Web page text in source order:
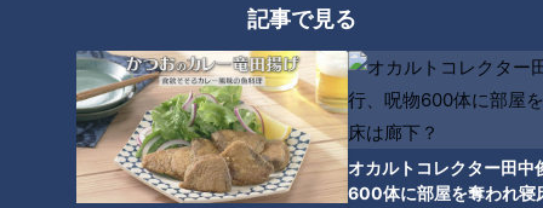
記事で見る
オカルトコレクター田中
600体に部屋を奪われ寝
新宿区の「信濃町駅」すぐ北東にある「新助坂」は、1つの坂
で2つの世界観が味わえます。
坂上からは電車を見下ろし、坂下からは電車を見上げることが
できる、かなり高低差のある地形なのが特徴。見る場所によっ